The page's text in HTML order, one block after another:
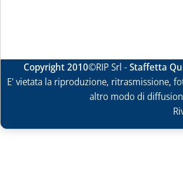
Copyright 2010©RIP Srl -Staffetta
E' vietata la riproduzione, ritrasmissione,
altro modo di